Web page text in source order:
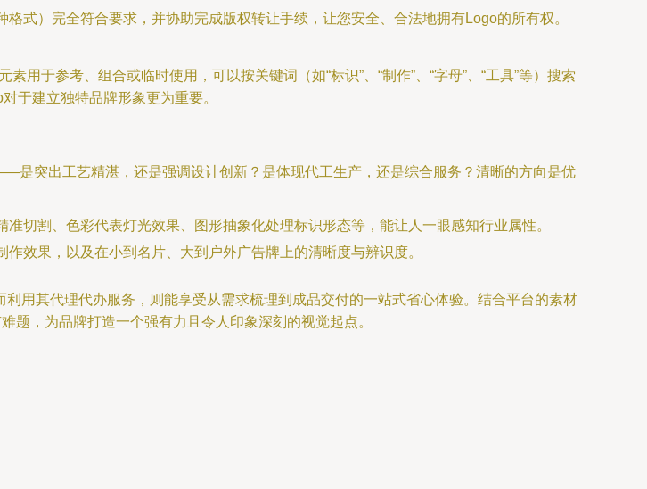
式）完全符合要求，并协助完成版权转让手续，让您安全、合法地拥有Logo的所有权。
素用于参考、组合或临时使用，可以按关键词（如“标识”、“制作”、“字母”、“工具”等）搜索
于建立独特品牌形象更为重要。
是突出工艺精湛，还是强调设计创新？是体现代工生产，还是综合服务？清晰的方向是优
切割、色彩代表灯光效果、图形抽象化处理标识形态等，能让人一眼感知行业属性。
效果，以及在小到名片、大到户外广告牌上的清晰度与辨识度。
用其代理代办服务，则能享受从需求梳理到成品交付的一站式省心体验。结合平台的素材
题，为品牌打造一个强有力且令人印象深刻的视觉起点。